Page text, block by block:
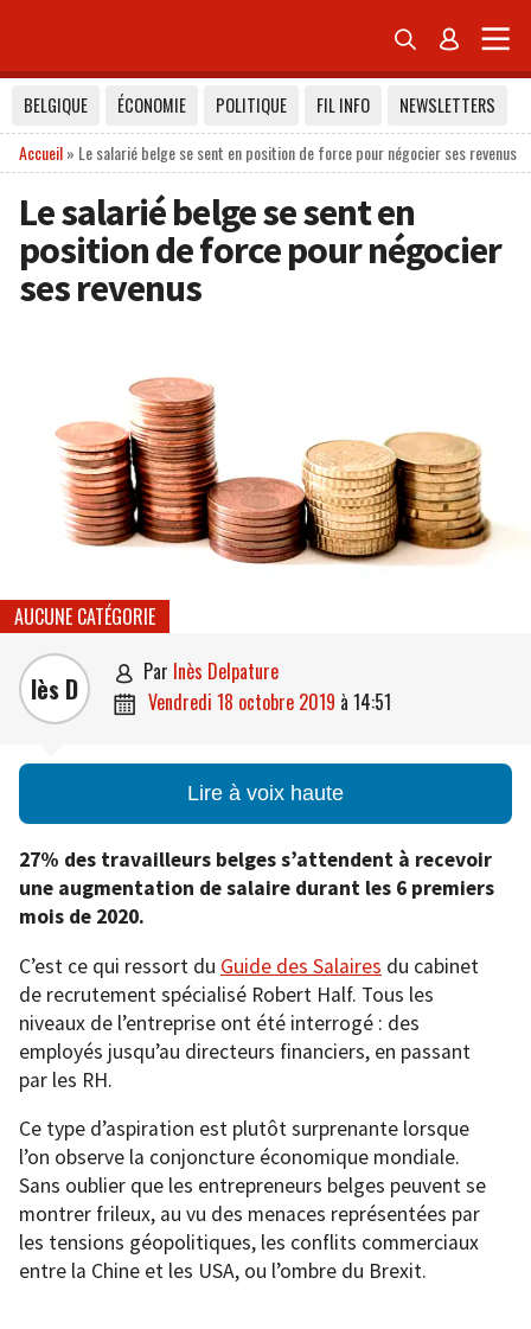
 
BELGIQUE ÉCONOMIE POLITIQUE FIL INFO
NEWSLETTERS
Accueil» Le salarié belge se sent en position de force pour négocier ses revenus
Le salarié belge se sent en
position de force pour négocier
ses revenus
AUCUNE CATÉGORIE
Iès D  par Inès Delpature
 vendredi 18 octobre 2019 à 14:51
Lire à voix haute
27% des travailleurs belges s’attendent à recevoir
une augmentation de salaire durant les 6 premiers
mois de 2020.
C’est ce qui ressort du Guide des Salaires du cabinet
de recrutement spécialisé Robert Half. Tous les
niveaux de l’entreprise ont été interrogé : des
employés jusqu’au directeurs financiers, en passant
par les RH.
Ce type d’aspiration est plutôt surprenante lorsque
l’on observe la conjoncture économique mondiale.
Sans oublier que les entrepreneurs belges peuvent se
montrer frileux, au vu des menaces représentées par
les tensions géopolitiques, les conflits commerciaux
entre la Chine et les USA, ou l’ombre du Brexit.